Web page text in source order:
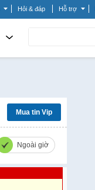
Hỏi & đáp Hỗ trợ
Mua tin Vip
Ngoài giờ